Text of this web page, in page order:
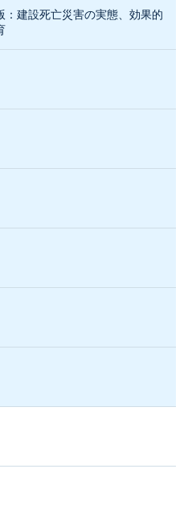
：建設死亡災害の実態、効果的